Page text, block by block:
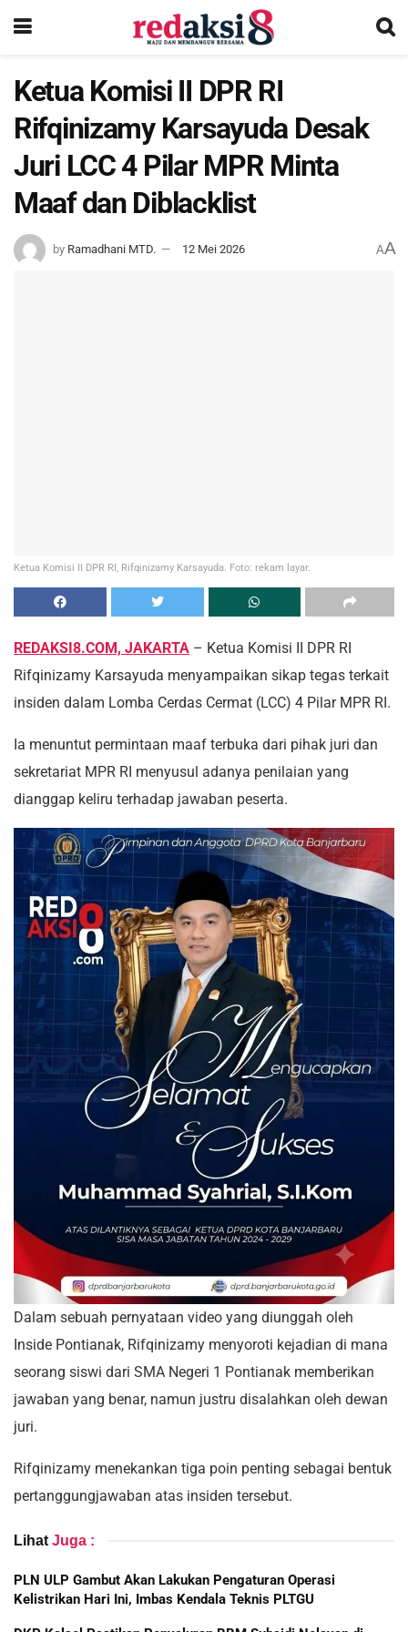
Ketua Komisi II DPR RI
Rifqinizamy Karsayuda Desak
Juri LCC 4 Pilar MPR Minta
Maaf dan Diblacklist
by Ramadhani MTD. 12 Mei 2026 AA
Ketua Komisi II DPR RI, Rifqinizamy Karsayuda. Foto: rekam layar.
REDAKSI8.COM, JAKARTA – Ketua Komisi II DPR RI
Rifqinizamy Karsayuda menyampaikan sikap tegas terkait
insiden dalam Lomba Cerdas Cermat (LCC) 4 Pilar MPR RI.
Ia menuntut permintaan maaf terbuka dari pihak juri dan
sekretariat MPR RI menyusul adanya penilaian yang
dianggap keliru terhadap jawaban peserta.
Dalam sebuah pernyataan video yang diunggah oleh
Inside Pontianak, Rifqinizamy menyoroti kejadian di mana
seorang siswi dari SMA Negeri 1 Pontianak memberikan
jawaban yang benar, namun justru disalahkan oleh dewan
juri.
Rifqinizamy menekankan tiga poin penting sebagai bentuk
pertanggungjawaban atas insiden tersebut.
Lihat Juga :
PLN ULP Gambut Akan Lakukan Pengaturan Operasi
Kelistrikan Hari Ini, Imbas Kendala Teknis PLTGU